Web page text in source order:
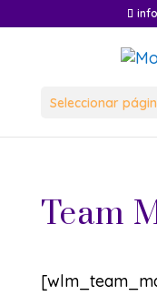
Seleccionar
Team